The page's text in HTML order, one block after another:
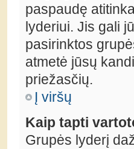
paspaudę
lyderiui. Jis gali
pasirinktos
atmetė jūsų
priežasčių.
Į viršų
Kaip tapti
Grupės lyderį